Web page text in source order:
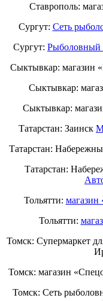
Ставрополь:
Сургут: Сеть
Сургут: Рыболовный
Сыктывкар: магазин
Сыктывкар:
Сыктывкар:
Татарстан: Заинск
Татарстан:
Татарстан:
Тольятти: магазин
Тольятти:
Томск: Супермаркет
Томск: магазин
Томск: Сеть